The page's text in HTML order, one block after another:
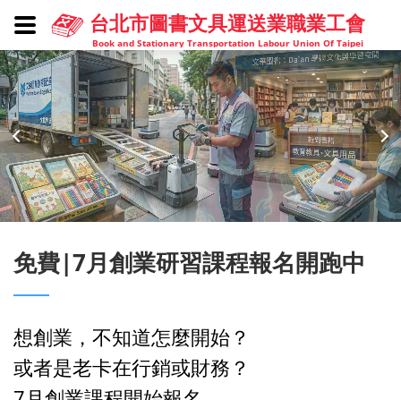
台北市圖書文具運送業職業工會
Book and Stationary Transportation Labour Union Of Taipei
免費|7月創業研習課程報名開跑中
想創業，不知道怎麼開始？
或者是老卡在行銷或財務？